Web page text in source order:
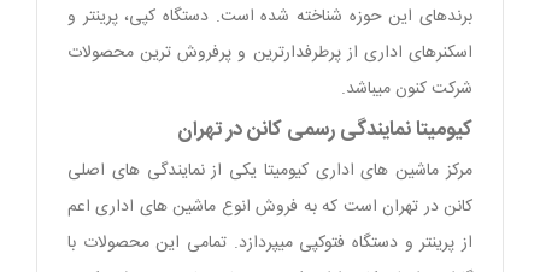
برندهای این حوزه شناخته شده است. دستگاه کپی، پرینتر و
اسکنرهای اداری از پرطرفدارترین و پرفروش ترین محصولات
شرکت کنون میباشد.
کیومیتا نمایندگی رسمی کانن در تهران
مرکز ماشین های اداری کیومیتا یکی از نمایندگی های اصلی
کانن در تهران است که به فروش انوع ماشین های اداری اعم
از پرینتر و دستگاه فتوکپی میپردازد. تمامی این محصولات با